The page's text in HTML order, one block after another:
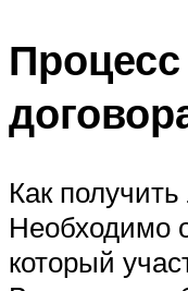
Как получить
Необходимо
который